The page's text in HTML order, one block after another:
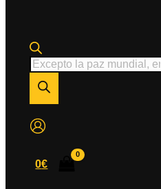
Búsqueda
de
productos
0€